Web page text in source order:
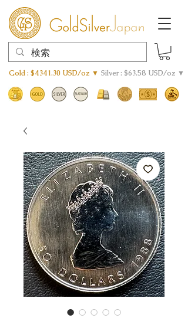
Gold : $4341.30 USD/oz ▼ Silver : $63.58 USD/oz ▼